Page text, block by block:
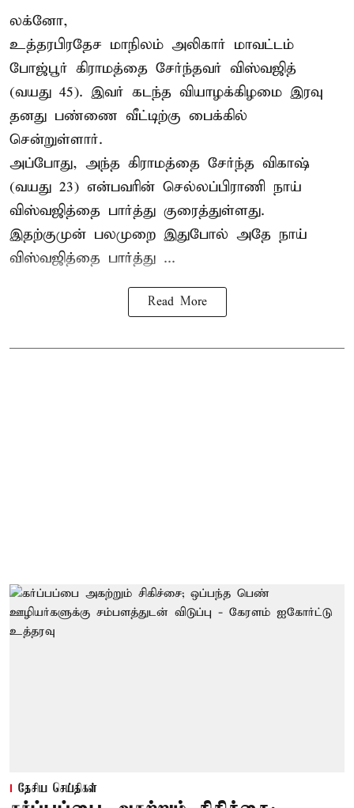
லக்னோ,
உத்தரபிரதேச மாநிலம் அலிகார் மாவட்டம்
போஜ்பூர் கிராமத்தை சேர்ந்தவர் விஸ்வஜித்
(வயது 45). இவர் கடந்த வியாழக்கிழமை இரவு
தனது பண்ணை வீட்டிற்கு பைக்கில்
சென்றுள்ளார்.
அப்போது, அந்த கிராமத்தை சேர்ந்த விகாஷ்
(வயது 23) என்பவரின் செல்லப்பிராணி நாய்
விஸ்வஜித்தை பார்த்து குரைத்துள்ளது.
இதற்குமுன் பலமுறை இதுபோல் அதே நாய்
விஸ்வஜித்தை பார்த்து ...
Read More
தேசிய செய்திகள்